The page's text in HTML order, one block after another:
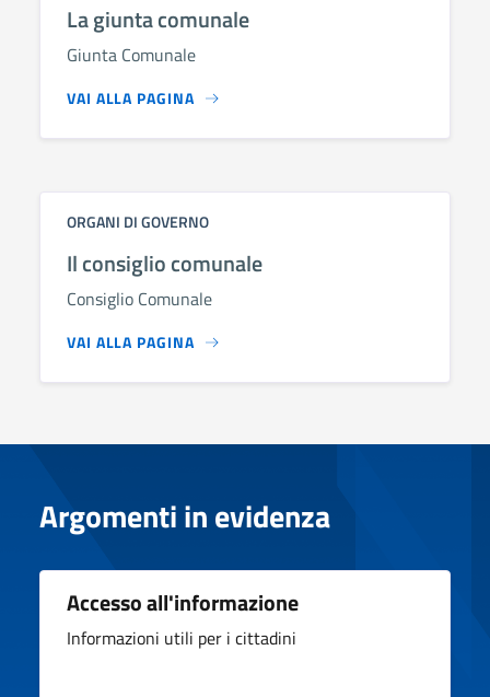
La giunta comunale
Giunta Comunale
VAI ALLA PAGINA
ORGANI DI GOVERNO
Il consiglio comunale
Consiglio Comunale
VAI ALLA PAGINA
Argomenti in evidenza
Accesso all'informazione
Informazioni utili per i cittadini